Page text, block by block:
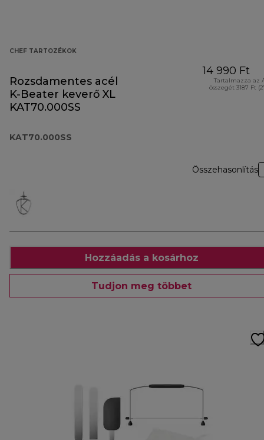
CHEF TARTOZÉKOK
Rozsdamentes acél
K-Beater keverő XL
KAT70.000SS
KAT70.000SS
14 990 Ft
Tartalmazza az
összegét 3187 Ft
Összehasonlítás
Hozzáadás a kosárhoz
Tudjon meg többet